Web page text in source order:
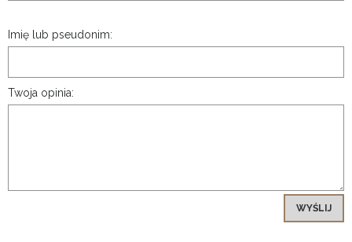
Imię lub pseudonim:
Twoja opinia:
WYŚLIJ